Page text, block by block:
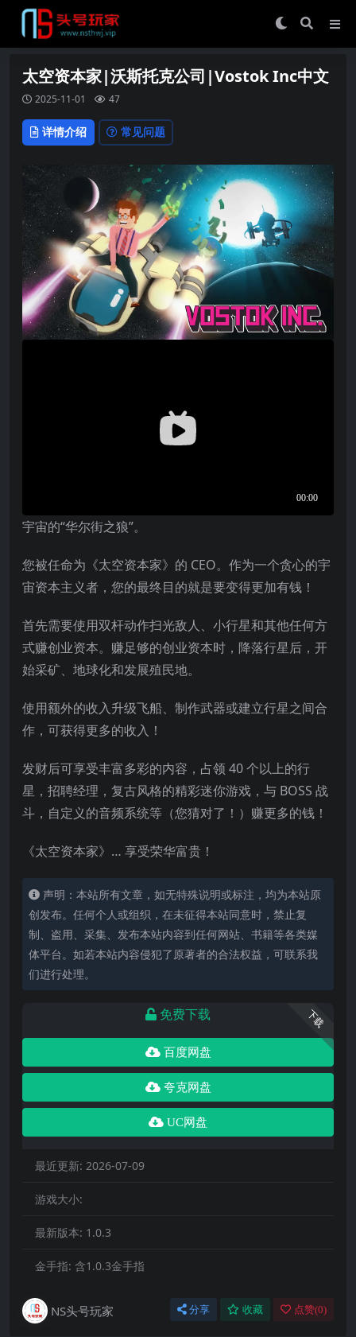
太空资本家|沃斯托克公司|Vostok Inc中文
2025-11-01 47
详情介绍 常见问题
宇宙的“华尔街之狼”。
您被任命为《太空资本家》的 CEO。作为一个贪心的宇
宙资本主义者，您的最终目的就是要变得更加有钱！
首先需要使用双杆动作扫光敌人、小行星和其他任何方
式赚创业资本。赚足够的创业资本时，降落行星后，开
始采矿、地球化和发展殖民地。
使用额外的收入升级飞船、制作武器或建立行星之间合
作，可获得更多的收入！
发财后可享受丰富多彩的内容，占领 40 个以上的行
星，招聘经理，复古风格的精彩迷你游戏，与 BOSS 战
斗，自定义的音频系统等（您猜对了！）赚更多的钱！
《太空资本家》… 享受荣华富贵！
声明：本站所有文章，如无特殊说明或标注，均为本站原
创发布。任何个人或组织，在未征得本站同意时，禁止复
制、盗用、采集、发布本站内容到任何网站、书籍等各类媒
体平台。如若本站内容侵犯了原著者的合法权益，可联系我
们进行处理。
下载
免费下载
百度网盘
夸克网盘
UC网盘
最近更新: 2026-07-09
游戏大小:
最新版本: 1.0.3
金手指: 含1.0.3金手指
NS头号玩家 分享 收藏 点赞(0)